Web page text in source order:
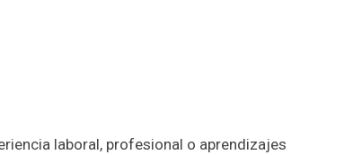
laboral, profesional o aprendizajes